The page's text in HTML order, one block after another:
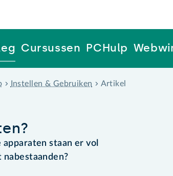
Cursussen PCHulp
Instellen & Gebruiken Artikel
staan er vol